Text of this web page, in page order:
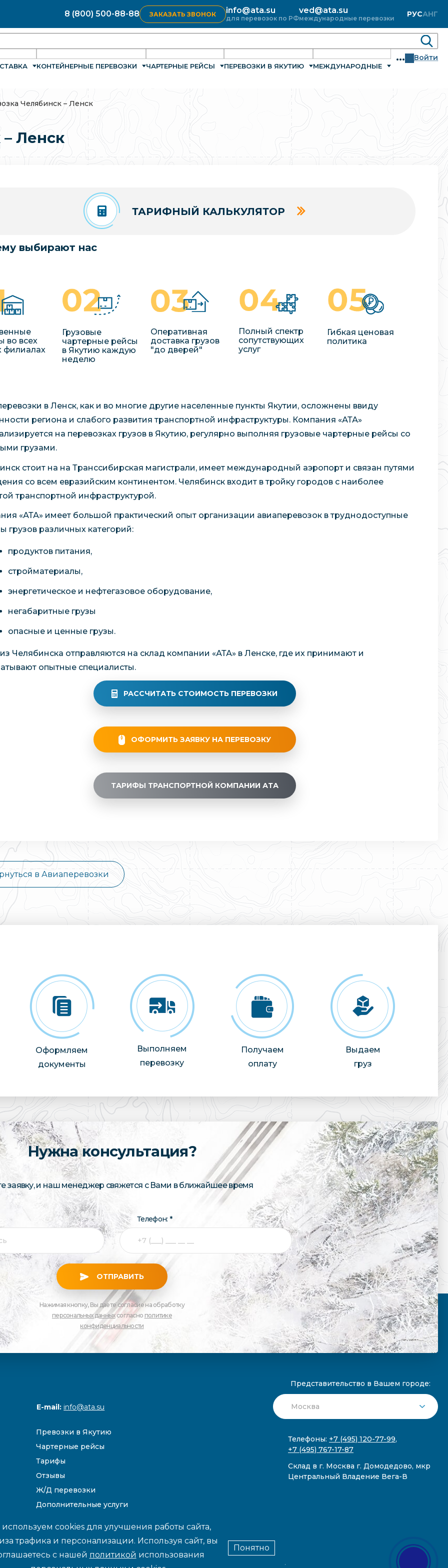
8 (800) 500-88-88 ЗАКАЗАТЬ ЗВОНОК info@ata.su
для перевозок по РФ
ved@ata.su
международные перевозки РУСАНГ
КОНТЕЙНЕРНЫЕ ПЕРЕВОЗКИ ЧАРТЕРНЫЕ РЕЙСЫ ПЕРЕВОЗКИ В ЯКУТИЮ МЕЖДУНАРОДНЫЕ
... Войти
Челябинск – Ленск
Ленск
ТАРИФНЫЙ КАЛЬКУЛЯТОР
выбирают нас
во всех
филиалах
Грузовые
чартерные рейсы
в Якутию каждую
неделю
Оперативная
доставка грузов
"до дверей"
Полный спектр
сопутствующих
услуг
Гибкая ценовая
политика
в Ленск, как и во многие другие населенные пункты Якутии, осложнены ввиду
региона и слабого развития транспортной инфраструктуры. Компания «АТА»
на перевозках грузов в Якутию, регулярно выполняя грузовые чартерные рейсы со
грузами.
стоит на на Транссибирская магистрали, имеет международный аэропорт и связан путями
со всем евразийским континентом. Челябинск входит в тройку городов с наиболее
транспортной инфраструктурой.
«АТА» имеет большой практический опыт организации авиаперевозок в труднодоступные
грузов различных категорий:
продуктов питания,
стройматериалы,
энергетическое и нефтегазовое оборудование,
негабаритные грузы
опасные и ценные грузы.
Челябинска отправляются на склад компании «АТА» в Ленске, где их принимают и
опытные специалисты.
РАССЧИТАТЬ СТОИМОСТЬ ПЕРЕВОЗКИ
ОФОРМИТЬ ЗАЯВКУ НА ПЕРЕВОЗКУ
ТАРИФЫ ТРАНСПОРТНОЙ КОМПАНИИ АТА
в Авиаперевозки
Оформляем
документы
Выполняем
перевозку
Получаем
оплату
Выдаем
груз
Нужна консультация?
заявку, и наш менеджер свяжется с Вами в ближайшее время
Телефон: *
ОТПРАВИТЬ
Нажимая кнопку, Вы даете согласие на обработку
персональных данныхсогласно политике
конфиденциальности
E-mail:info@ata.su
Превозки в Якутию
Чартерные рейсы
Тарифы
Отзывы
Ж/Д перевозки
Дополнительные услуги
Представительство в Вашем городе:
Телефоны: +7 (495) 120-77-99,
+7 (495) 767-17-87
Склад в г. Москва г. Домодедово, мкр
Центральный Владение Вега-В
данные и цены носят информационный характер и не являются публичной офертой.
cookies для улучшения работы сайта,
трафика и персонализации. Используя сайт, вы
с нашей политикой использования
Понятно